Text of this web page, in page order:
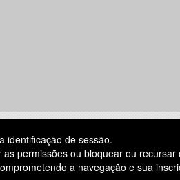
3874-6300
DIAS ÚTEISdas 8h às
identificação de sessão.
permissões ou bloquear ou recursar
a navegação e sua